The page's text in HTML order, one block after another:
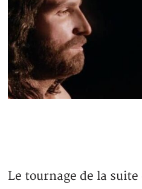
Le tournage de la